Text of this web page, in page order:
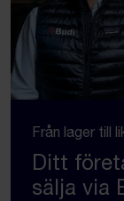
Från lager till
Ditt
sälja via